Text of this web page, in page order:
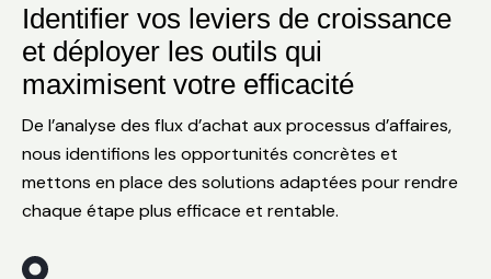
Identifier vos leviers de croissance
et déployer les outils qui
maximisent votre efficacité
De l’analyse des flux d’achat aux processus d’affaires,
nous identifions les opportunités concrètes et
mettons en place des solutions adaptées pour rendre
chaque étape plus efficace et rentable.